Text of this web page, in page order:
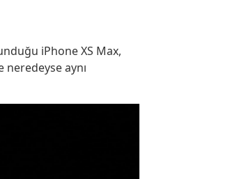
iPhone XS Max,
neredeyse aynı